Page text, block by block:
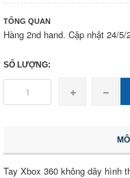
TỔNG QUAN
Hàng 2nd hand. Cập nhật 24/
SỐ LƯỢNG:
Tay Xbox 360 không dây hình